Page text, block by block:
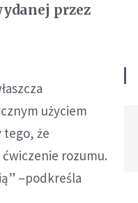
przez
użyciem
tego, że
rozumu.
–podkreśla